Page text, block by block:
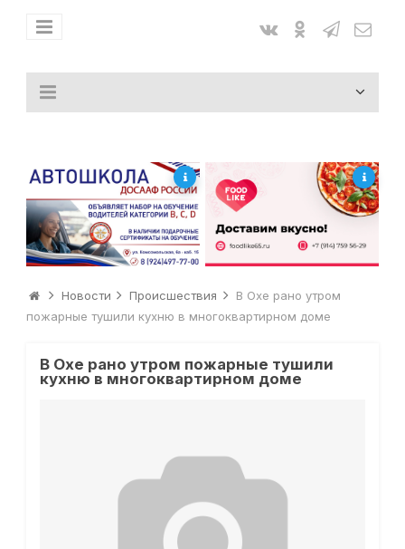
Новости Происшествия
В Охе рано утром
пожарные тушили кухню в многоквартирном доме
В Охе рано утром пожарные тушили
кухню в многоквартирном доме